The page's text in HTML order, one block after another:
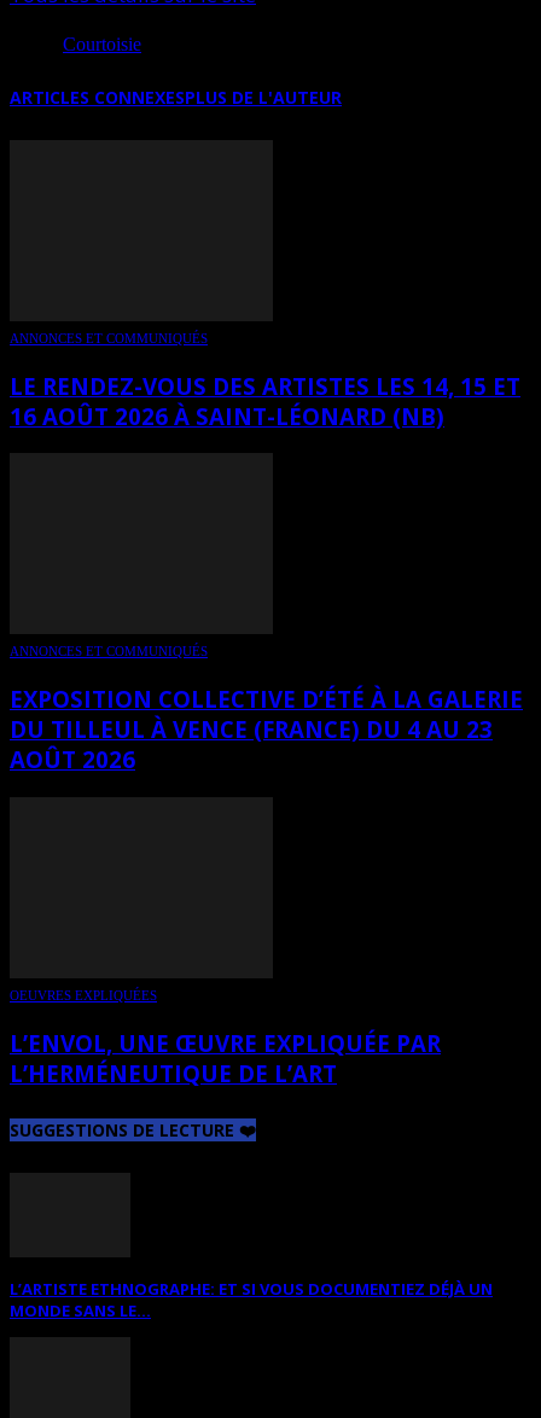
Courtoisie
ARTICLES CONNEXESPLUS DE L'AUTEUR
ANNONCES ET COMMUNIQUÉS
LE RENDEZ-VOUS DES ARTISTES LES 14, 15 ET
16 AOÛT 2026 À SAINT-LÉONARD (NB)
ANNONCES ET COMMUNIQUÉS
EXPOSITION COLLECTIVE D’ÉTÉ À LA GALERIE
DU TILLEUL À VENCE (FRANCE) DU 4 AU 23
AOÛT 2026
OEUVRES EXPLIQUÉES
L’ENVOL, UNE ŒUVRE EXPLIQUÉE PAR
L’HERMÉNEUTIQUE DE L’ART
SUGGESTIONS DE LECTURE ❤️
L’ARTISTE ETHNOGRAPHE: ET SI VOUS DOCUMENTIEZ DÉJÀ UN
MONDE SANS LE...